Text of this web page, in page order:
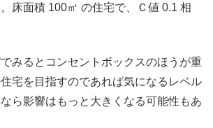
床面積 100㎡ の住宅で、Ｃ値 0.1 相
みるとコンセントボックスのほうが重
宅を目指すのであれば気になるレベル
ら影響はもっと大きくなる可能性もあ